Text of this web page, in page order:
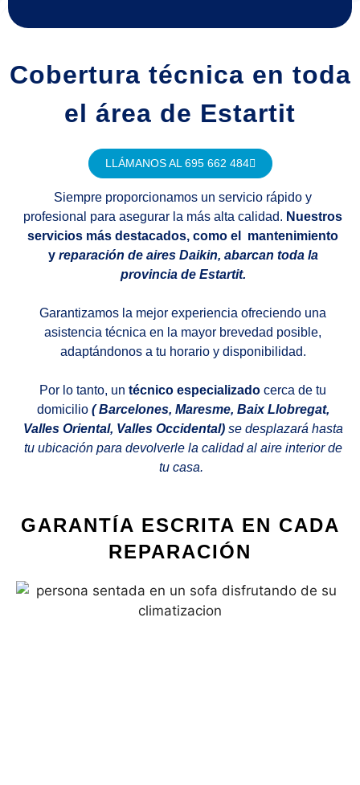
Cobertura técnica en toda
el área de Estartit
LLÁMANOS AL 695 662 484
Siempre proporcionamos un servicio rápido y
profesional para asegurar la más alta calidad. Nuestros
servicios más destacados, como el mantenimiento
y reparación de aires Daikin, abarcan toda la
provincia de Estartit.
Garantizamos la mejor experiencia ofreciendo una
asistencia técnica en la mayor brevedad posible,
adaptándonos a tu horario y disponibilidad.
Por lo tanto, un técnico especializado cerca de tu
domicilio ( Barcelones, Maresme, Baix Llobregat,
Valles Oriental, Valles Occidental) se desplazará hasta
tu ubicación para devolverle la calidad al aire interior de
tu casa.
GARANTÍA ESCRITA EN CADA
REPARACIÓN